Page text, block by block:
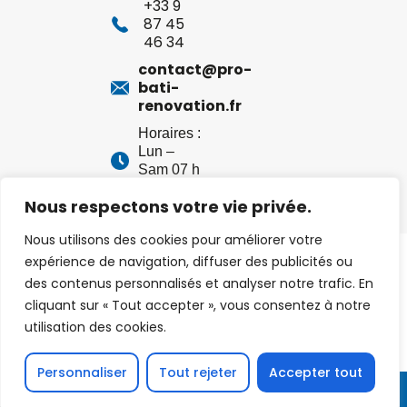
Nous respectons votre vie privée.
Nous utilisons des cookies pour améliorer votre
expérience de navigation, diffuser des publicités ou
des contenus personnalisés et analyser notre trafic. En
cliquant sur « Tout accepter », vous consentez à notre
utilisation des cookies.
Personnaliser Tout rejeter
Accepter tout
DEVIS GRATUIT
0769634394
+33 9
87 45
46 34
contact@pro-
bati-
renovation.fr
Horaires :
Lun –
Sam 07 h
Mentions légales
Strategy